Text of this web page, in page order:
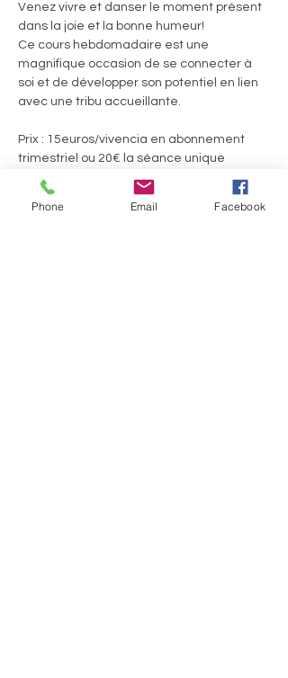
Venez vivre et danser le moment présent
dans la joie et la bonne humeur!
Ce cours hebdomadaire est une
magnifique occasion de se connecter à
soi et de développer son potentiel en lien
avec une tribu accueillante.
Prix : 15euros/vivencia en abonnement
trimestriel ou 20€ la séance unique
Welcome Pack 60euros pour 4 séances
consécutives
Phone Email Facebook